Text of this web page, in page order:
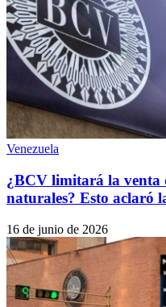
Venezuela
¿BCV limitará la venta
naturales? Esto aclaró
16 de junio de 2026